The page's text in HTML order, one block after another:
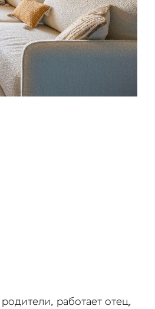
работает отец,